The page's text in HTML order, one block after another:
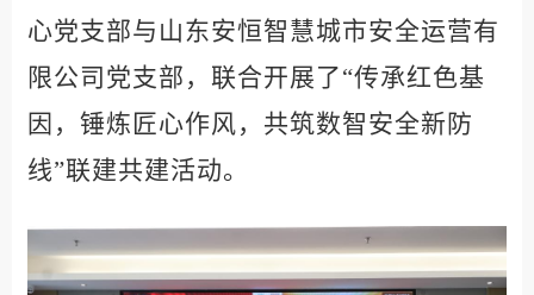
心党支部与山东安恒智慧城市安全运营有
限公司党支部，联合开展了“传承红色基
因，锤炼匠心作风，共筑数智安全新防
线”联建共建活动。